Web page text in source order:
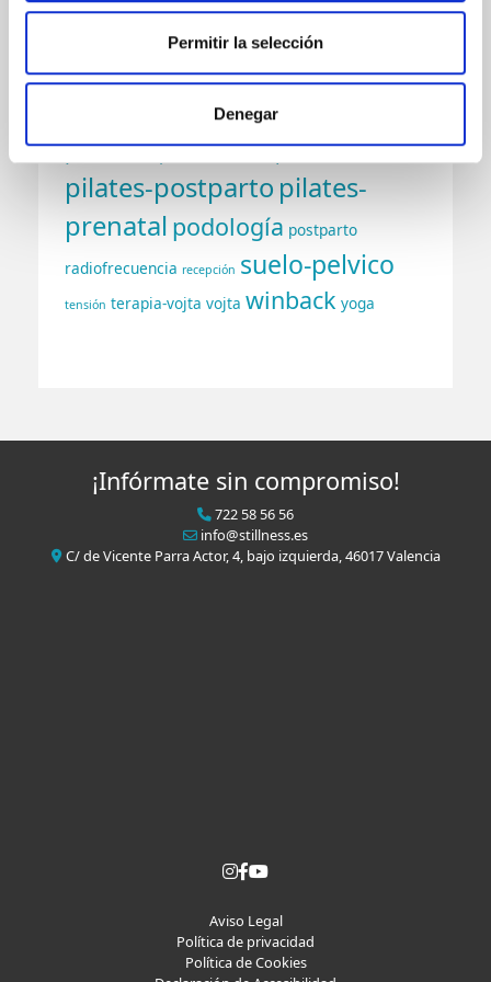
Permitir la selección
Denegar
fisioterapiaFuncional
gimnasia-abdominal-hipopresiva
Hipopresivosniñosnutricion
osteopatia-pediatrica
pediatríapiesPilatespilates-funcional
pilates-postparto pilates-
prenatal podología postparto
radiofrecuencia recepción suelo-pelvico
tensión terapia-vojta vojta winback yoga
¡Infórmate sin compromiso!
722 58 56 56
info@stillness.es
C/ de Vicente Parra Actor, 4, bajo izquierda, 46017 Valencia
Aviso Legal
Política de privacidad
Política de Cookies